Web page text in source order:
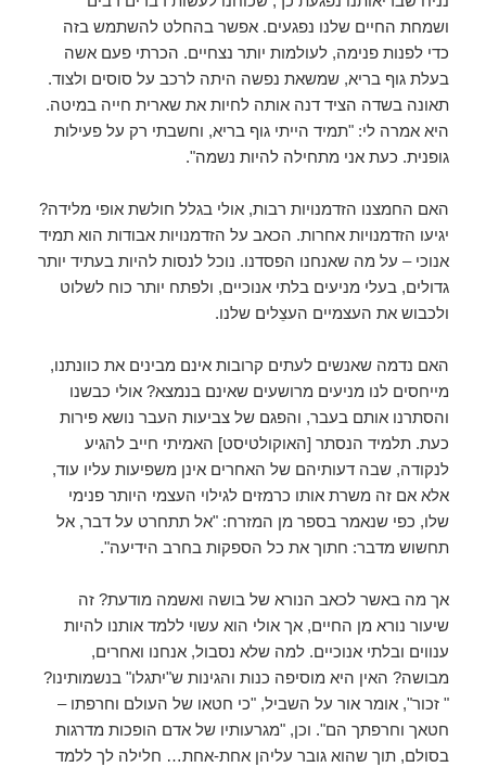
ושמחת החיים שלנו נפגעים. אפשר בהחלט להשתמש בזה
כדי לפנות פנימה, לעולמות יותר נצחיים. הכרתי פעם אשה
בעלת גוף בריא, שמשאת נפשה היתה לרכב על סוסים ולצוד.
תאונה בשדה הציד דנה אותה לחיות את שארית חייה במיטה.
היא אמרה לי: "תמיד הייתי גוף בריא, וחשבתי רק על פעילות
גופנית. כעת אני מתחילה להיות נשמה".
האם החמצנו הזדמנויות רבות, אולי בגלל חולשת אופי מלידה?
יגיעו הזדמנויות אחרות. הכאב על הזדמנויות אבודות הוא תמיד
אנוכי – על מה שאנחנו הפסדנו. נוכל לנסות להיות בעתיד יותר
גדולים, בעלי מניעים בלתי אנוכיים, ולפתח יותר כוח לשלוט
ולכבוש את העצמיים העצֵלים שלנו.
האם נדמה שאנשים לעתים קרובות אינם מבינים את כוונתנו,
מייחסים לנו מניעים מרושעים שאינם בנמצא? אולי כבשנו
והסתרנו אותם בעבר, והפגם של צביעות העבר נושא פירות
כעת. תלמיד הנסתר [האוקולטיסט] האמיתי חייב להגיע
לנקודה, שבה דעותיהם של האחרים אינן משפיעות עליו עוד,
אלא אם זה משרת אותו כרמזים לגילוי העצמי היותר פנימי
שלו, כפי שנאמר בספר מן המזרח: "אל תתחרט על דבר, אל
תחשוש מדבר: חתוך את כל הספקות בחרב הידיעה".
אך מה באשר לכאב הנורא של בושה ואשמה מודעת? זה
שיעור נורא מן החיים, אך אולי הוא עשוי ללמד אותנו להיות
ענווים ובלתי אנוכיים. למה שלא נסבול, אנחנו ואחרים,
מבושה? האין היא מוסיפה כנות והגינות ש"יתגלו" בנשמותינו?
" זכור", אומר אור על השביל, "כי חטאו של העולם וחרפתו –
חטאך וחרפתך הם". וכן, "מגרעותיו של אדם הופכות מדרגות
בסולם, תוך שהוא גובר עליהן אחת-אחת… חלילה לך ללמד